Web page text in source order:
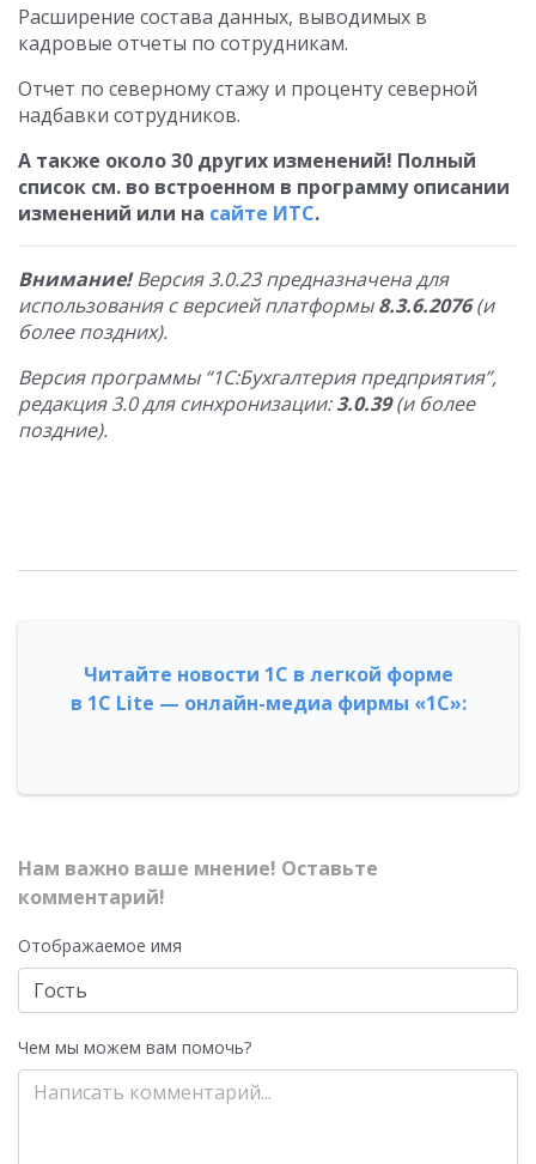
Расширение состава данных, выводимых в
кадровые отчеты по сотрудникам.
Отчет по северному стажу и проценту северной
надбавки сотрудников.
А также около 30 других изменений! Полный
список см. во встроенном в программу описании
изменений или на сайте ИТС.
Внимание!Версия 3.0.23 предназначена для
использования с версией платформы8.3.6.2076(и
более поздних).
Версия программы “1С:Бухгалтерия предприятия”,
редакция 3.0 для синхронизации:3.0.39(и более
поздние).
Читайте новости 1С в легкой форме
в 1С Lite — онлайн-медиа фирмы «1С»:
Нам важно ваше мнение! Оставьте
комментарий!
Отображаемое имя
Чем мы можем вам помочь?